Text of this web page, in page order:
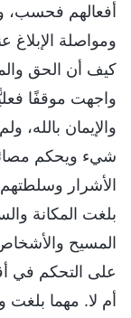
أفعالهم فحسب،
ومواصلة
كيف أن الحق
واجهت موقفًا
والإيمان
شيء ويحكم
الأشرار وسلطتهم
بلغت المكانة
المسيح والأشخاص
على التحكم في
أم لا. مهما بلغت